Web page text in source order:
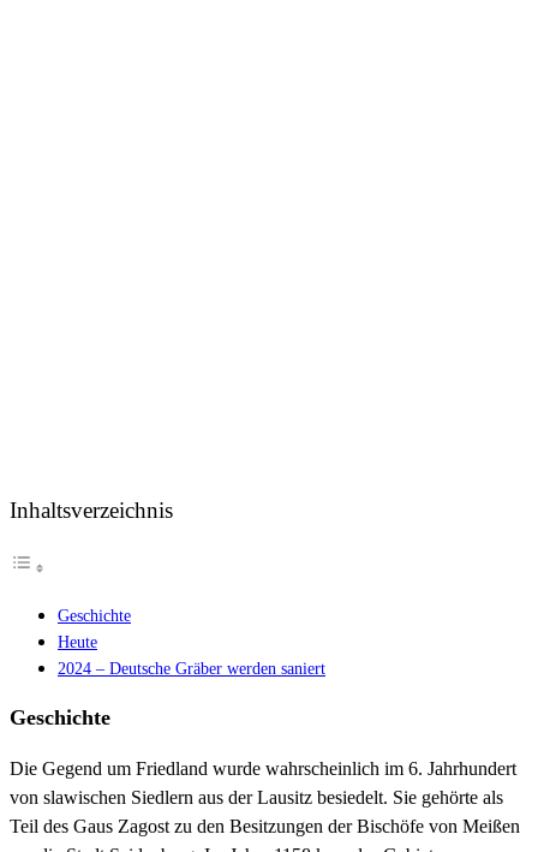
Inhaltsverzeichnis
Geschichte
Heute
2024 – Deutsche Gräber werden saniert
Geschichte
Die Gegend um Friedland wurde wahrscheinlich im 6. Jahrhundert
von slawischen Siedlern aus der Lausitz besiedelt. Sie gehörte als
Teil des Gaus Zagost zu den Besitzungen der Bischöfe von Meißen